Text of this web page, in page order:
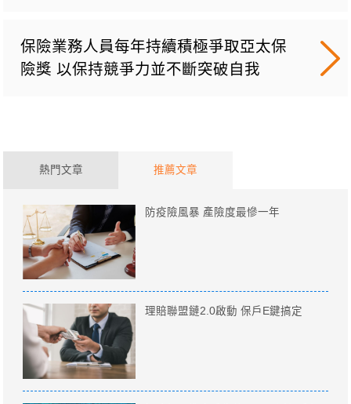
保險業務人員每年持續積極爭取亞太保
險獎 以保持競爭力並不斷突破自我
熱門文章 推薦文章
防疫險風暴 產險度最慘一年
理賠聯盟鏈2.0啟動 保戶E鍵搞定